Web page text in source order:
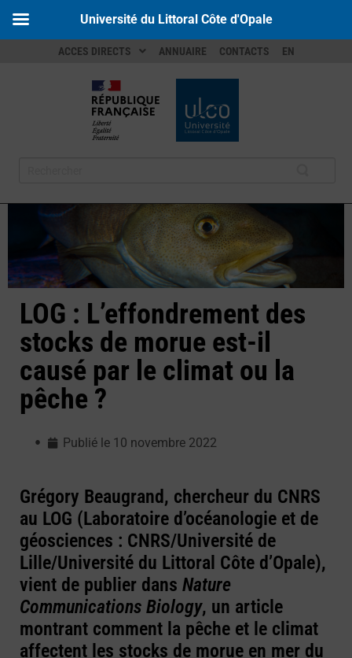
ACCES DIRECTS ANNUAIRE CONTACTS EN
LOG : L’effondrement des
stocks de morue est-il
causé par le climat ou la
pêche ?
Publié le 10 novembre 2022
Grégory Beaugrand, chercheur du CNRS
au LOG (Laboratoire d’océanologie et de
géosciences : CNRS/Université de
Lille/Université du Littoral Côte d’Opale),
vient de publier dans Nature
Communications Biology, un article
montrant comment la pêche et le climat
affectent les stocks de morue en mer du
Université du Littoral Côte d'Opale